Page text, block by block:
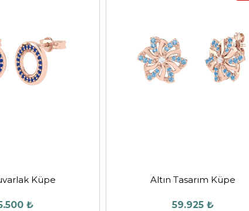
Küpe
₺
Altın Tasarım Küpe
59.925 ₺